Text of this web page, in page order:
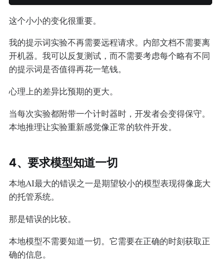
这个小小的变化很重要。
我的提示词实验不再需要远程请求。内部文档不需要离
开机器。我可以反复测试，而不需要考虑每个略有不同
的提示词是否值得再花一笔钱。
心理上的差异比预期的更大。
当每次实验都附带一个计时器时，开发者会变得保守。
本地推理让实验重新感觉像正常的软件开发。
4、要求模型知道一切
本地AI最大的错误之一是期望较小的模型表现得像庞大
的托管系统。
那是错误的比较。
本地模型不需要知道一切。它需要在正确的时刻获取正
确的信息。